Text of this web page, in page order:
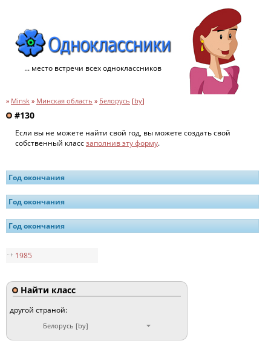
... место встречи всех одноклассников
» Minsk » Минская область » Белорусь [by]
#130
Если вы не можете найти свой год, вы можете создать свой
собственный классзаполнив эту форму.
Год окончания
Год окончания
Год окончания
1985
Найти класс
другой страной:
Белорусь [by]